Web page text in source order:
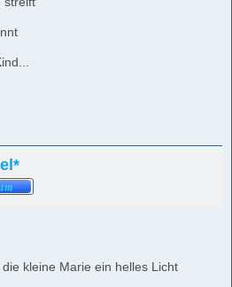
kleine Marie ein helles Licht